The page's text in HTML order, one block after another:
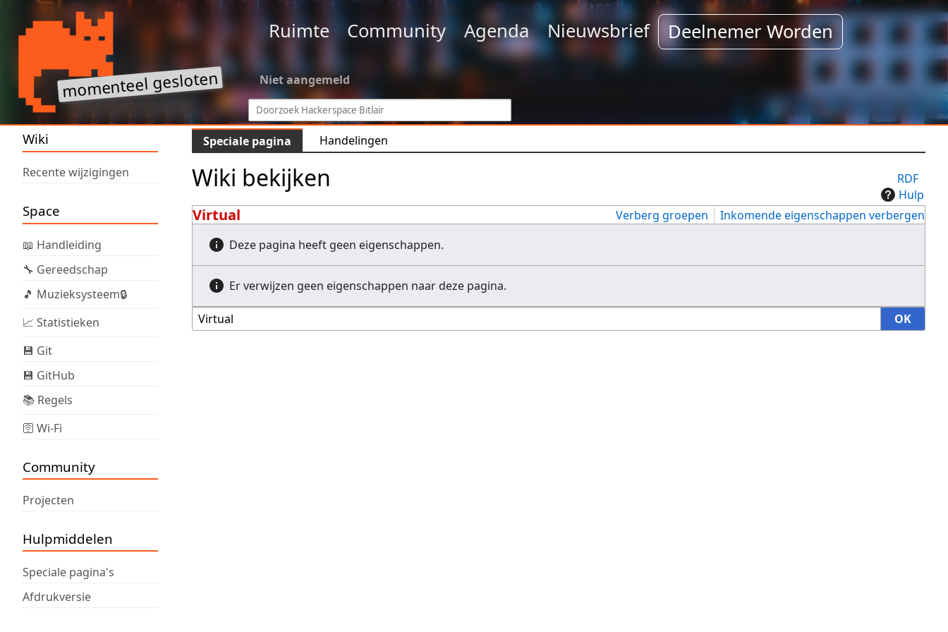
Ruimte Community Agenda Nieuwsbrief Deelnemer Worden
Niet aangemeld
Wiki
Recente wijzigingen
Space
📖 Handleiding
🔧 Gereedschap
🎵 Muzieksysteem🔒
📈 Statistieken
💾 Git
💾 GitHub
📚 Regels
🛜 Wi-Fi
Community
Projecten
Hulpmiddelen
Speciale pagina's
Afdrukversie
Speciale pagina Handelingen
RDF
Hulp
Wiki bekijken
Virtual Verberg groepen
Inkomende eigenschappen verbergen
Deze pagina heeft geen eigenschappen.
Er verwijzen geen eigenschappen naar deze pagina.